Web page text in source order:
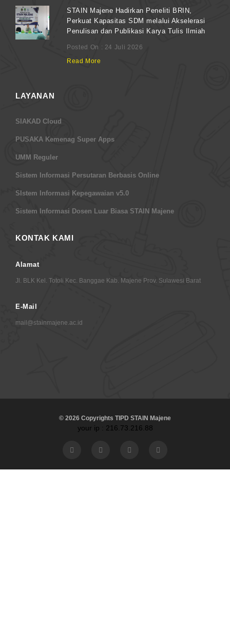
STAIN Majene Hadirkan Peneliti BRIN,
Perkuat Kapasitas SDM melalui Akselerasi
Penulisan dan Publikasi Karya Tulis Ilmiah
Posted On : 24 Juli 2026
Read More
LAYANAN
SIAKAD Cloud
PUSAKA Kemenag Super Apps
UMM Reguler
Sistem Informasi Persutaran Berbasis Online
SIstem Informasi Kepegawaian v5.0
Sistem Informasi Dosen Luar Biasa STAIN Majene
KONTAK KAMI
Alamat
Jl. BLK Kel. Totoli Kec. Banggae Kab. Majene Prov. Sulawesi Barat
E-Mail
mail@stainmajene.ac.id
© 2026 Copyrights TIPD STAIN Majene
your ip : 216.73.216.88